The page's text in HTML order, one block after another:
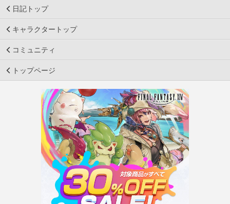
日記トップ
キャラクタートップ
コミュニティ
トップページ